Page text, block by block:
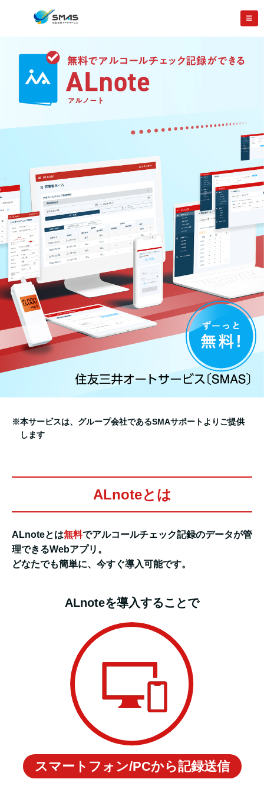
※本サービスは、グループ会社であるSMAサポートよりご提供
します
ALnoteとは
ALnoteとは無料でアルコールチェック記録のデータが管
理できるWebアプリ。
どなたでも簡単に、今すぐ導入可能です。
ALnoteを導入することで
スマートフォン/PCから記録送信